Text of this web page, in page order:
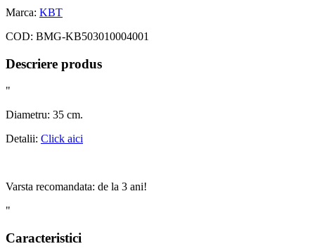
Marca: KBT
COD: BMG-KB503010004001
Descriere produs
"
Diametru: 35 cm.
Detalii: Click aici
Varsta recomandata: de la 3 ani!
"
Caracteristici